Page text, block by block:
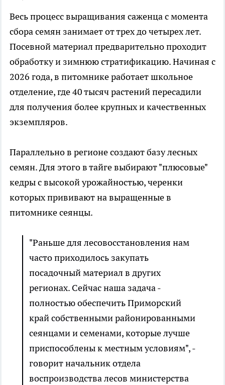
Весь процесс выращивания саженца с момента
сбора семян занимает от трех до четырех лет.
Посевной материал предварительно проходит
обработку и зимнюю стратификацию. Начиная с
2026 года, в питомнике работает школьное
отделение, где 40 тысяч растений пересадили
для получения более крупных и качественных
экземпляров.
Параллельно в регионе создают базу лесных
семян. Для этого в тайге выбирают "плюсовые"
кедры с высокой урожайностью, черенки
которых прививают на выращенные в
питомнике сеянцы.
"Раньше для лесовосстановления нам
часто приходилось закупать
посадочный материал в других
регионах. Сейчас наша задача -
полностью обеспечить Приморский
край собственными районированными
сеянцами и семенами, которые лучше
приспособлены к местным условиям", -
говорит начальник отдела
воспроизводства лесов министерства